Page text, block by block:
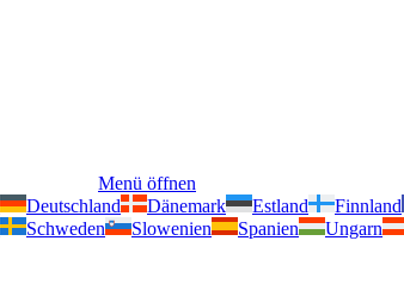
Menü öffnen
Deutschland Dänemark Estland Finnland
Schweden Slowenien Spanien Ungarn